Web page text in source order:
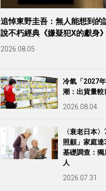
追悼東野圭吾：無人能想到
說不朽經典《嫌疑犯X的獻身
2026.08.05
冷氣「2027
潮：出貨量
2026.08.04
〈衰老日本
照顧」家庭
基礎調查：
人
2026.07.31